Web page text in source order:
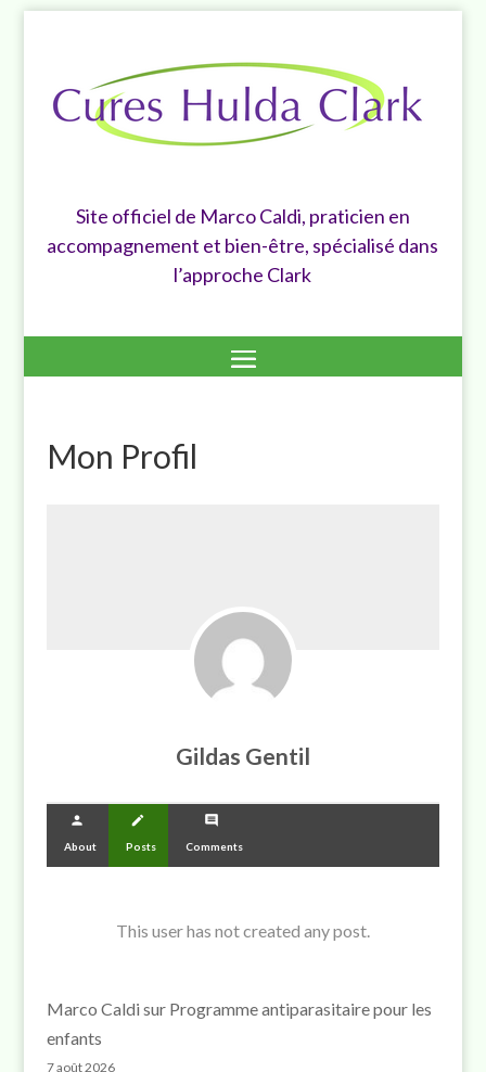
Site officiel de Marco Caldi, praticien en
accompagnement et bien-être, spécialisé dans
l’approche Clark
Mon Profil
Gildas Gentil
person
About
create
Posts
comment
Comments
This user has not created any post.
Marco Caldi sur Programme antiparasitaire pour les
enfants
7 août 2026